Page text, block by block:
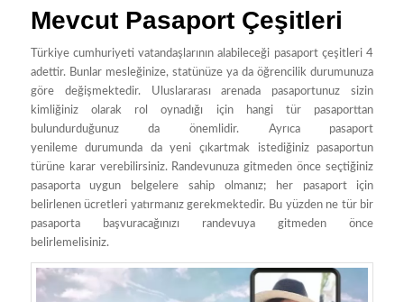
Mevcut Pasaport Çeşitleri
Türkiye cumhuriyeti vatandaşlarının alabileceği pasaport çeşitleri 4
adettir. Bunlar mesleğinize, statünüze ya da öğrencilik durumunuza
göre değişmektedir. Uluslararası arenada pasaportunuz sizin
kimliğiniz olarak rol oynadığı için hangi tür pasaporttan
bulundurduğunuz da önemlidir. Ayrıca pasaport
yenileme durumunda da yeni çıkartmak istediğiniz pasaportun
türüne karar verebilirsiniz. Randevunuza gitmeden önce seçtiğiniz
pasaporta uygun belgelere sahip olmanız; her pasaport için
belirlenen ücretleri yatırmanız gerekmektedir. Bu yüzden ne tür bir
pasaporta başvuracağınızı randevuya gitmeden önce
belirlemelisiniz.